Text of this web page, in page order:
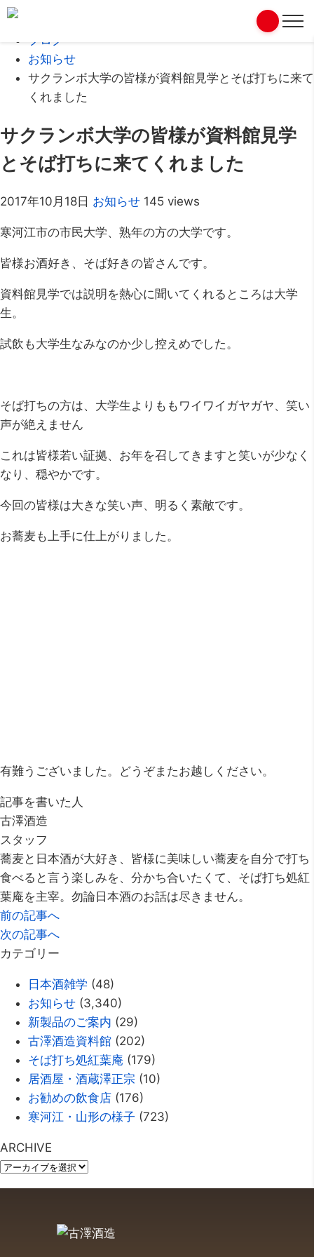
ブログ
お知らせ
サクランボ大学の皆様が資料館見学とそば打ちに来て
くれました
サクランボ大学の皆様が資料館見学
とそば打ちに来てくれました
2017年10月18日 お知らせ 145 views
寒河江市の市民大学、熟年の方の大学です。
皆様お酒好き、そば好きの皆さんです。
資料館見学では説明を熱心に聞いてくれるところは大学
生。
試飲も大学生なみなのか少し控えめでした。
そば打ちの方は、大学生よりももワイワイガヤガヤ、笑い
声が絶えません
これは皆様若い証拠、お年を召してきますと笑いが少なく
なり、穏やかです。
今回の皆様は大きな笑い声、明るく素敵です。
お蕎麦も上手に仕上がりました。
有難うございました。どうぞまたお越しください。
記事を書いた人
古澤酒造
スタッフ
蕎麦と日本酒が大好き、皆様に美味しい蕎麦を自分で打ち
食べると言う楽しみを、分かち合いたくて、そば打ち処紅
葉庵を主宰。勿論日本酒のお話は尽きません。
前の記事へ
次の記事へ
カテゴリー
日本酒雑学 (48)
お知らせ (3,340)
新製品のご案内 (29)
古澤酒造資料館 (202)
そば打ち処紅葉庵 (179)
居酒屋・酒蔵澤正宗 (10)
お勧めの飲食店 (176)
寒河江・山形の様子 (723)
ARCHIVE